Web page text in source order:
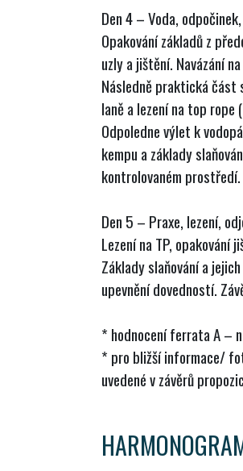
Den 4 – Voda,
Opakování základů z
uzly a jištění. Navázání
Následně praktická část
laně a lezení na top
Odpoledne výlet k
kempu a základy
kontrolovaném prostředí.
Den 5 – Praxe, lezení,
Lezení na TP,
Základy slaňování a
upevnění dovedností.
* hodnocení ferrata A –
* pro bližší informace/
uvedené v závěrů propozic